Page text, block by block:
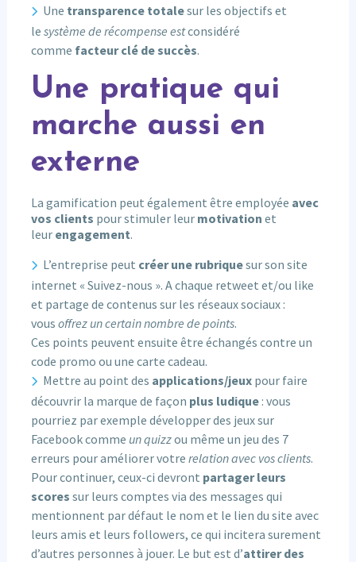
Une transparence totalesur les objectifs et
le système de récompense estconsidéré
comme facteur clé de succès.
Une pratique qui
marche aussi en
externe
La gamification peut également être employée avec
vos clients pour stimuler leur motivation et
leur engagement.
L’entreprise peut créer une rubriquesur son site
internet « Suivez-nous ». A chaque retweet et/ou like
et partage de contenus sur les réseaux sociaux :
vous offrez un certain nombre de points.
Ces points peuvent ensuite être échangés contre un
code promo ou une carte cadeau.
Mettre au point des applications/jeux pour faire
découvrir la marque de façon plus ludique: vous
pourriez par exemple développer des jeux sur
Facebook comme un quizzou même un jeu des 7
erreurs pour améliorer votre relation avec vos clients.
Pour continuer, ceux-ci devront partager leurs
scores sur leurs comptes via des messages qui
mentionnent par défaut le nom et le lien du site avec
leurs amis et leurs followers, ce qui incitera surement
d’autres personnes à jouer. Le but est d’attirer des